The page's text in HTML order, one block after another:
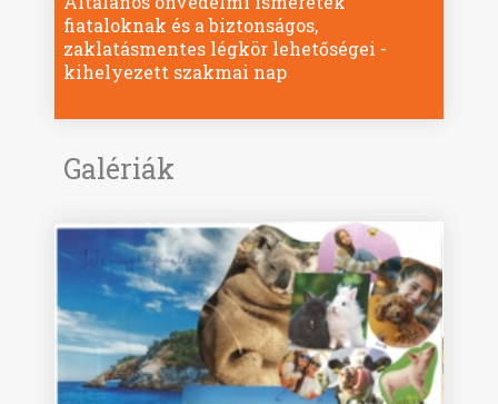
fiataloknak és a biztonságos,
zaklatásmentes légkör lehetőségei -
kihelyezett szakmai nap
Galériák